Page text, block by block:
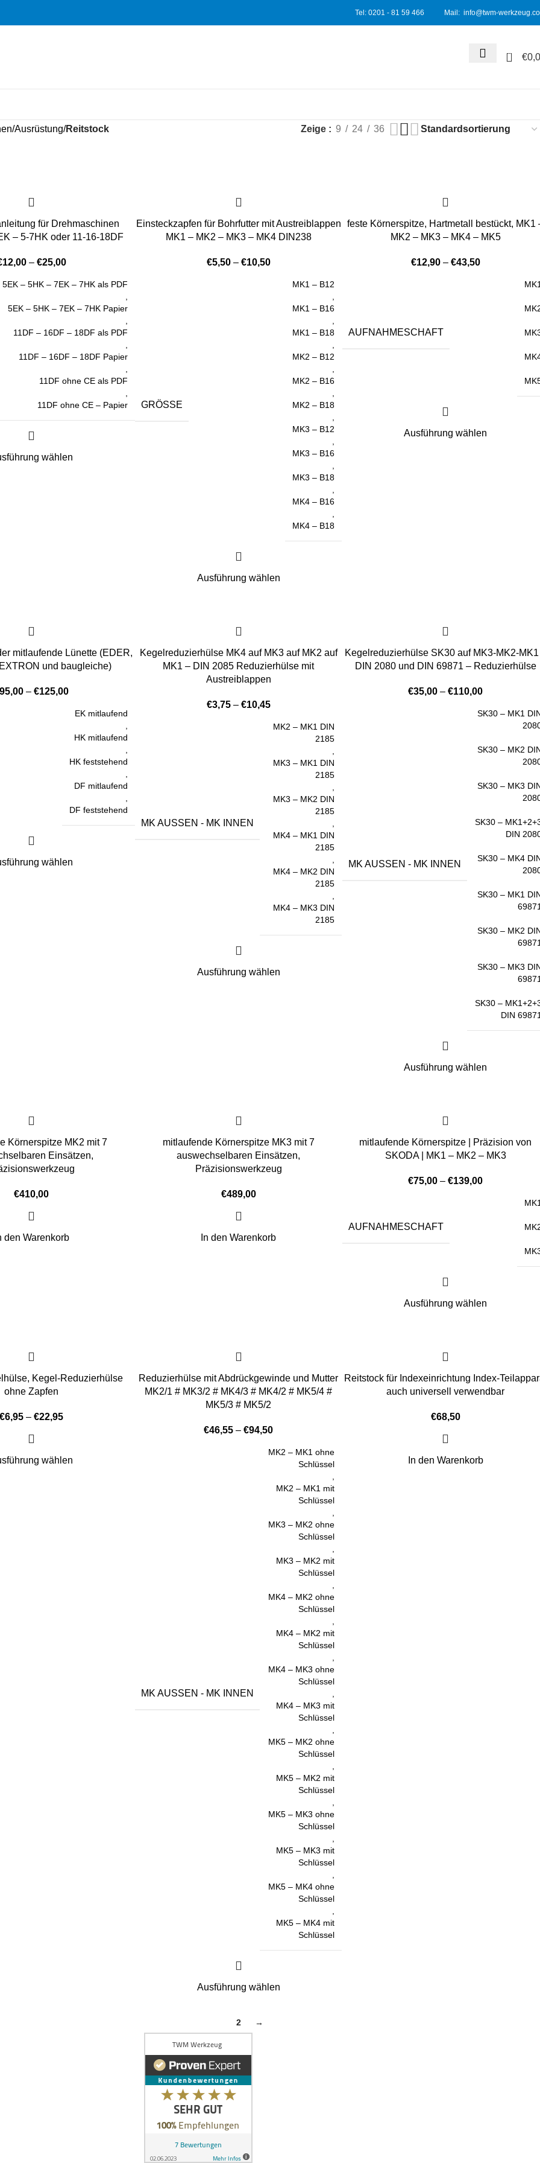
Tel: 0201 - 81 59 466 Mail: info@twm-
0 €
Ausrüstung Reitstock Zeige 9 24 36
für Drehmaschinen
– 5-7HK oder 11-16-18DF
12,00– €25,00
5EK – 5HK – 7EK – 7HK als PDF
5EK – 5HK – 7EK – 7HK Papier
11DF – 16DF – 18DF als PDF
11DF – 16DF – 18DF Papier
11DF ohne CE als PDF
11DF ohne CE – Papier
wählen
Einsteckzapfen für Bohrfutter mit Austreiblappen
MK1 – MK2 – MK3 – MK4 DIN238
€5,50– €10,50
GRÖSSE
MK1 – B12
MK1 – B16
MK1 – B18
MK2 – B12
MK2 – B16
MK2 – B18
MK3 – B12
MK3 – B16
MK3 – B18
MK4 – B16
MK4 – B18
Ausführung wählen
feste Körnerspitze, Hartmetall bestückt, MK1
MK2 – MK3 – MK4 – MK5
€12,90– €43,50
AUFNAHMESCHAFT
Ausführung wählen
mitlaufende Lünette (EDER,
und baugleiche)
95,00 –€125,00
EK mitlaufend
HK mitlaufend
HK feststehend
DF mitlaufend
DF feststehend
wählen
Kegelreduzierhülse MK4 auf MK3 auf MK2 auf
MK1 – DIN 2085 Reduzierhülse mit
Austreiblappen
€3,75– €10,45
MK AUSSEN - MK INNEN
MK2 – MK1 DIN
2185
MK3 – MK1 DIN
2185
MK3 – MK2 DIN
2185
MK4 – MK1 DIN
2185
MK4 – MK2 DIN
2185
MK4 – MK3 DIN
2185
Ausführung wählen
Kegelreduzierhülse SK30 auf MK3-MK2-
DIN 2080 und DIN 69871 – Reduzierhülse
€35,00 –€110,00
MK AUSSEN - MK INNEN
SK30 – MK1
SK30 – MK2
SK30 – MK3
SK30 –
DIN
SK30 – MK4
SK30 – MK1
SK30 – MK2
SK30 – MK3
SK30 –
DIN
Ausführung wählen
Körnerspitze MK2 mit 7
Einsätzen,
€410,00
den Warenkorb
mitlaufende Körnerspitze MK3 mit 7
auswechselbaren Einsätzen,
Präzisionswerkzeug
€489,00
In den Warenkorb
mitlaufende Körnerspitze | Präzision von
SKODA | MK1 – MK2 – MK3
€75,00 –€139,00
AUFNAHMESCHAFT
Ausführung wählen
Kegel-Reduzierhülse
ohne Zapfen
€6,95 –€22,95
wählen
Reduzierhülse mit Abdrückgewinde und Mutter
MK2/1 # MK3/2 # MK4/3 # MK4/2 # MK5/4 #
MK5/3 # MK5/2
€46,55 –€94,50
MK AUSSEN - MK INNEN
MK2 – MK1 ohne
Schlüssel
MK2 – MK1 mit
Schlüssel
MK3 – MK2 ohne
Schlüssel
MK3 – MK2 mit
Schlüssel
MK4 – MK2 ohne
Schlüssel
MK4 – MK2 mit
Schlüssel
MK4 – MK3 ohne
Schlüssel
MK4 – MK3 mit
Schlüssel
MK5 – MK2 ohne
Schlüssel
MK5 – MK2 mit
Schlüssel
MK5 – MK3 ohne
Schlüssel
MK5 – MK3 mit
Schlüssel
MK5 – MK4 ohne
Schlüssel
MK5 – MK4 mit
Schlüssel
Ausführung wählen
Reitstock für Indexeinrichtung Index-
auch universell verwendbar
€68,50
In den Warenkorb
2 →